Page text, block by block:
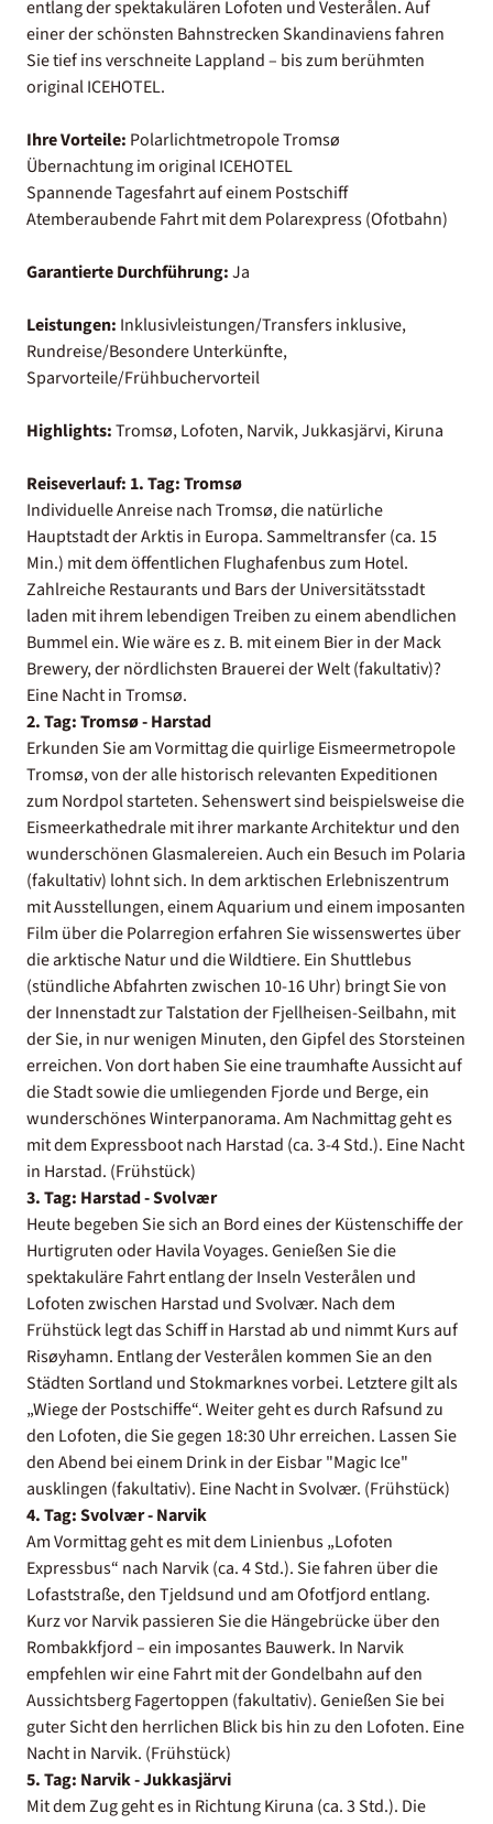
entlang der spektakulären Lofoten und Vesterålen. Auf
einer der schönsten Bahnstrecken Skandinaviens fahren
Sie tief ins verschneite Lappland – bis zum berühmten
original ICEHOTEL.
Ihre Vorteile: Polarlichtmetropole Tromsø
Übernachtung im original ICEHOTEL
Spannende Tagesfahrt auf einem Postschiff
Atemberaubende Fahrt mit dem Polarexpress (Ofotbahn)
Garantierte Durchführung:Ja
Leistungen: Inklusivleistungen/Transfers inklusive,
Rundreise/Besondere Unterkünfte,
Sparvorteile/Frühbuchervorteil
Highlights:Tromsø, Lofoten, Narvik, Jukkasjärvi, Kiruna
Reiseverlauf: 1. Tag: Tromsø
Individuelle Anreise nach Tromsø, die natürliche
Hauptstadt der Arktis in Europa. Sammeltransfer (ca. 15
Min.) mit dem öffentlichen Flughafenbus zum Hotel.
Zahlreiche Restaurants und Bars der Universitätsstadt
laden mit ihrem lebendigen Treiben zu einem abendlichen
Bummel ein. Wie wäre es z. B. mit einem Bier in der Mack
Brewery, der nördlichsten Brauerei der Welt (fakultativ)?
Eine Nacht in Tromsø.
2. Tag: Tromsø - Harstad
Erkunden Sie am Vormittag die quirlige Eismeermetropole
Tromsø, von der alle historisch relevanten Expeditionen
zum Nordpol starteten. Sehenswert sind beispielsweise die
Eismeerkathedrale mit ihrer markante Architektur und den
wunderschönen Glasmalereien. Auch ein Besuch im Polaria
(fakultativ) lohnt sich. In dem arktischen Erlebniszentrum
mit Ausstellungen, einem Aquarium und einem imposanten
Film über die Polarregion erfahren Sie wissenswertes über
die arktische Natur und die Wildtiere. Ein Shuttlebus
(stündliche Abfahrten zwischen 10-16 Uhr) bringt Sie von
der Innenstadt zur Talstation der Fjellheisen-Seilbahn, mit
der Sie, in nur wenigen Minuten, den Gipfel des Storsteinen
erreichen. Von dort haben Sie eine traumhafte Aussicht auf
die Stadt sowie die umliegenden Fjorde und Berge, ein
wunderschönes Winterpanorama. Am Nachmittag geht es
mit dem Expressboot nach Harstad (ca. 3-4 Std.). Eine Nacht
in Harstad. (Frühstück)
3. Tag: Harstad - Svolvær
Heute begeben Sie sich an Bord eines der Küstenschiffe der
Hurtigruten oder Havila Voyages. Genießen Sie die
spektakuläre Fahrt entlang der Inseln Vesterålen und
Lofoten zwischen Harstad und Svolvær. Nach dem
Frühstück legt das Schiff in Harstad ab und nimmt Kurs auf
Risøyhamn. Entlang der Vesterålen kommen Sie an den
Städten Sortland und Stokmarknes vorbei. Letztere gilt als
„Wiege der Postschiffe“. Weiter geht es durch Rafsund zu
den Lofoten, die Sie gegen 18:30 Uhr erreichen. Lassen Sie
den Abend bei einem Drink in der Eisbar "Magic Ice"
ausklingen (fakultativ). Eine Nacht in Svolvær. (Frühstück)
4. Tag: Svolvær - Narvik
Am Vormittag geht es mit dem Linienbus „Lofoten
Expressbus“ nach Narvik (ca. 4 Std.). Sie fahren über die
Lofaststraße, den Tjeldsund und am Ofotfjord entlang.
Kurz vor Narvik passieren Sie die Hängebrücke über den
Rombakkfjord – ein imposantes Bauwerk. In Narvik
empfehlen wir eine Fahrt mit der Gondelbahn auf den
Aussichtsberg Fagertoppen (fakultativ). Genießen Sie bei
guter Sicht den herrlichen Blick bis hin zu den Lofoten. Eine
Nacht in Narvik. (Frühstück)
5. Tag: Narvik - Jukkasjärvi
Mit dem Zug geht es in Richtung Kiruna (ca. 3 Std.). Die